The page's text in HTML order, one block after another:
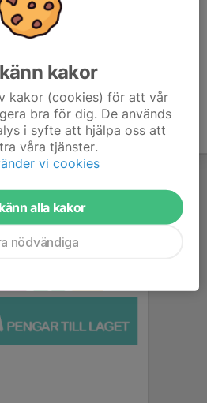
kakor
kakor (cookies) för att vår
bra för dig. De används
i syfte att hjälpa oss att
våra tjänster.
vi cookies
alla kakor
nödvändiga